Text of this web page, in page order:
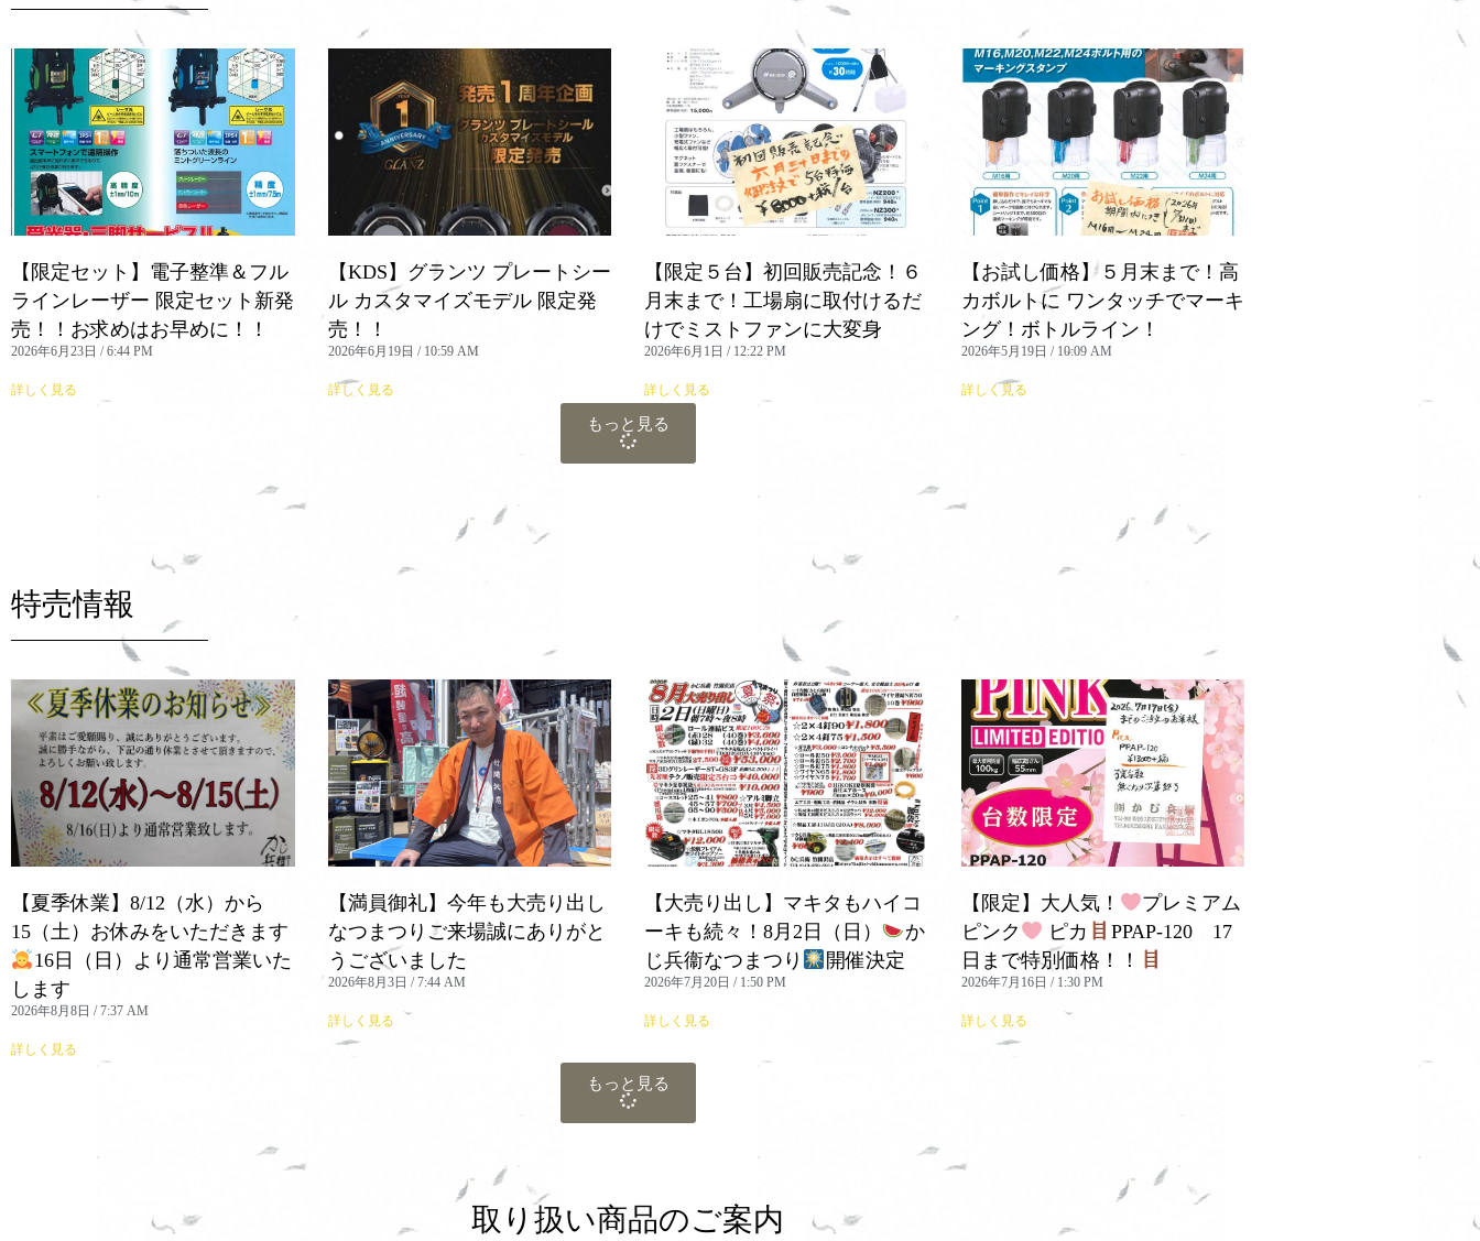
【限定セット】電子整準＆フル
ラインレーザー 限定セット新発
売！！お求めはお早めに！！
2026年6月23日 6:44 PM
詳しく見る
【KDS】グランツ プレートシー
ル カスタマイズモデル 限定発
売！！
2026年6月19日 10:59 AM
詳しく見る
【限定５台】初回販売記念！６
月末まで！工場扇に取付けるだ
けでミストファンに大変身
2026年6月1日 12:22 PM
詳しく見る
【お試し価格】５月末まで！高
カボルトに ワンタッチでマーキ
ング！ボトルライン！
2026年5月19日 10:09 AM
詳しく見る
もっと見る
特売情報
【夏季休業】8/12（水）から
15（土）お休みをいただきます
16日（日）より通常営業いた
します
2026年8月8日 7:37 AM
詳しく見る
【満員御礼】今年も大売り出し
なつまつりご来場誠にありがと
うございました
2026年8月3日 7:44 AM
詳しく見る
【大売り出し】マキタもハイコ
ーキも続々！8月2日（日）
か
じ兵衞なつまつり
開催決定
2026年7月20日 1:50 PM
詳しく見る
【限定】大人気！
プレミアム
ピンク
ピカ
PPAP-120 17
日まで特別価格！！
2026年7月16日 1:30 PM
詳しく見る
もっと見る
取り扱い商品のご案内